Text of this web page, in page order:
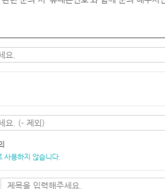
사용하지 않습니다.